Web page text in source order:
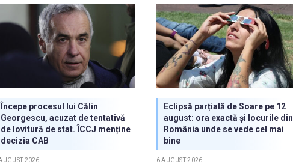
Începe procesul lui Călin
Georgescu, acuzat de tentativă
de lovitură de stat. ÎCCJ menține
decizia CAB
2026
Eclipsă parțială de Soare pe 12
august: ora exactă și locurile din
România unde se vede cel mai
bine
6 AUGUST 2026